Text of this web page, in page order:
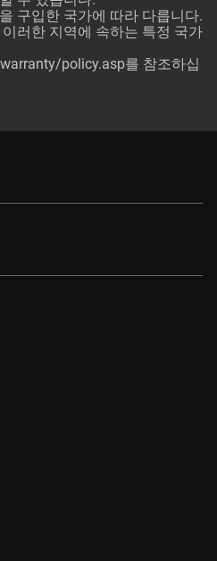
구입한 국가에 따라 다릅니다.
러한 지역에 속하는 특정 국가
policy.asp를 참조하십